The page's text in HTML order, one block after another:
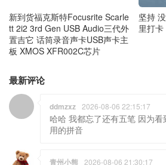
新到货福克斯特Focusrite Scarle
tt 2i2 3rd Gen USB Audio三代外
置吉它 话筒录音声卡USB声卡主
板 XMOS XFR002C芯片
坚持
里打
最新评论
ddmzxz 2026-08-06 22:15:17
哈哈 我都忘了还有五笔 因为
用的拼音
青州小熊 2026-08-06 21:30:17